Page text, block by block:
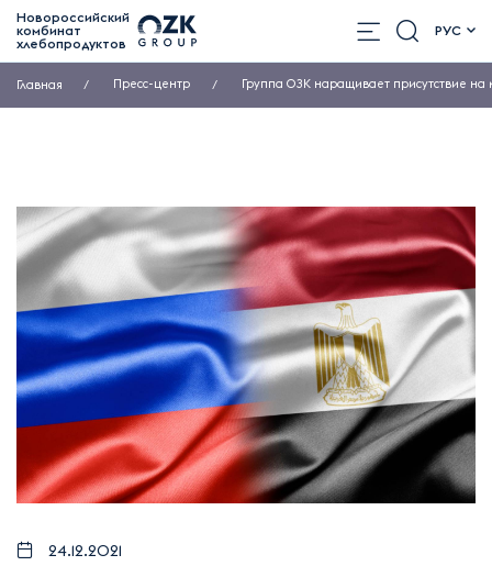
Новороссийский
комбинат
хлебопродуктов
РУС
Главная Пресс-центр Группа ОЗК наращивает присутствие
24.12.2021